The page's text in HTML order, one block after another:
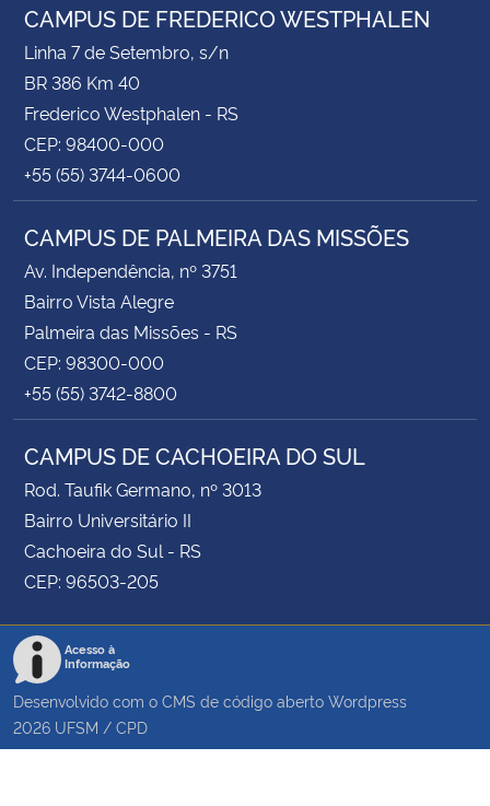
CAMPUS DE FREDERICO WESTPHALEN
Linha 7 de Setembro, s/n
BR 386 Km 40
Frederico Westphalen - RS
CEP: 98400-000
+55 (55) 3744-0600
CAMPUS DE PALMEIRA DAS MISSÕES
Av. Independência, nº 3751
Bairro Vista Alegre
Palmeira das Missões - RS
CEP: 98300-000
+55 (55) 3742-8800
CAMPUS DE CACHOEIRA DO SUL
Rod. Taufik Germano, nº 3013
Bairro Universitário II
Cachoeira do Sul - RS
CEP: 96503-205
Acesso à
Informação
Desenvolvido com o CMS de código aberto Wordpress
2026 UFSM / CPD